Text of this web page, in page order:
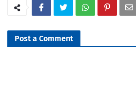
Post a Comment